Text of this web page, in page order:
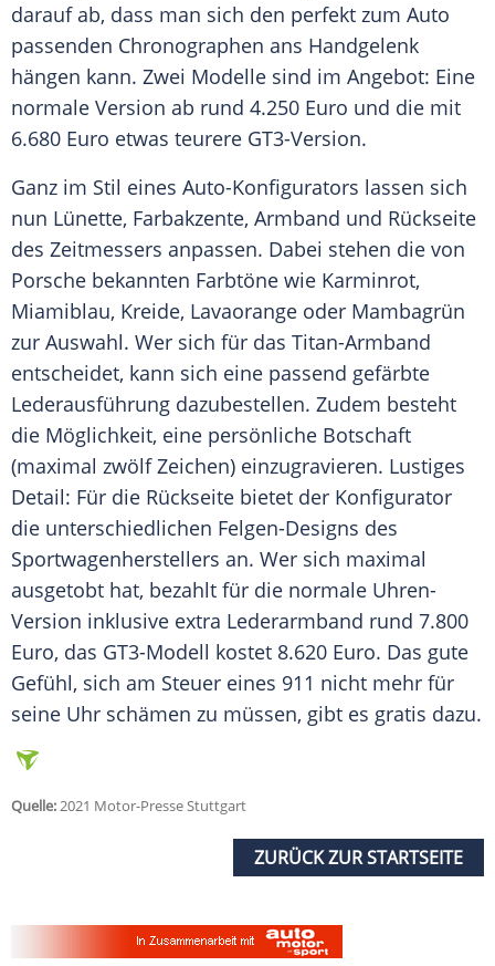
darauf ab, dass man sich den perfekt zum Auto
passenden Chronographen ans Handgelenk
hängen kann. Zwei Modelle sind im Angebot: Eine
normale Version ab rund 4.250 Euro und die mit
6.680 Euro etwas teurere GT3-Version.
Ganz im Stil eines Auto-Konfigurators lassen sich
nun Lünette, Farbakzente, Armband und Rückseite
des Zeitmessers anpassen. Dabei stehen die von
Porsche bekannten Farbtöne wie Karminrot,
Miamiblau, Kreide, Lavaorange oder Mambagrün
zur Auswahl. Wer sich für das Titan-Armband
entscheidet, kann sich eine passend gefärbte
Lederausführung dazubestellen. Zudem besteht
die Möglichkeit, eine persönliche Botschaft
(maximal zwölf Zeichen) einzugravieren. Lustiges
Detail: Für die Rückseite bietet der Konfigurator
die unterschiedlichen Felgen-Designs des
Sportwagenherstellers an. Wer sich maximal
ausgetobt hat, bezahlt für die normale Uhren-
Version inklusive extra Lederarmband rund 7.800
Euro, das GT3-Modell kostet 8.620 Euro. Das gute
Gefühl, sich am Steuer eines 911 nicht mehr für
seine Uhr schämen zu müssen, gibt es gratis dazu.
Quelle:2021 Motor-Presse Stuttgart
ZURÜCK ZUR STARTSEITE